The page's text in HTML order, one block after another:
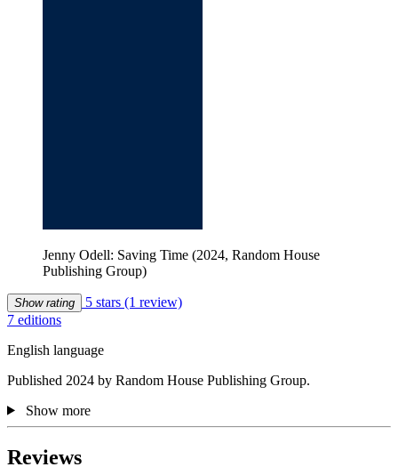
Jenny Odell: Saving Time (2024, Random House
Publishing Group)
Show rating 5 stars (1 review)
7 editions
English language
Published 2024 by Random House Publishing Group.
Show more
Reviews